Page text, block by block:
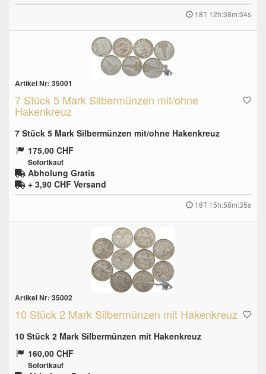
18T 12h:38m:33s
Artikel Nr: 35001
7 Stück 5 Mark Silbermünzen mit/ohne
Hakenkreuz
7 Stück 5 Mark Silbermünzen mit/ohne Hakenkreuz
175,00 CHF
Sofortkauf
Abholung Gratis
+ 3,90 CHF Versand
18T 15h:58m:34s
Artikel Nr: 35002
10 Stück 2 Mark Silbermünzen mit Hakenkreuz
10 Stück 2 Mark Silbermünzen mit Hakenkreuz
160,00 CHF
Sofortkauf